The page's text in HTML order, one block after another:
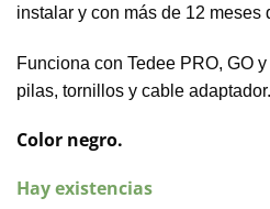
instalar y con más de 12 meses
Funciona con Tedee PRO, GO
pilas, tornillos y cable
Color negro.
Hay existencias